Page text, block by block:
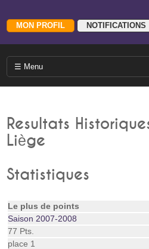
Resultats
Liège
Statistiques
Le plus de points
Saison 2007-2008
77 Pts.
place 1